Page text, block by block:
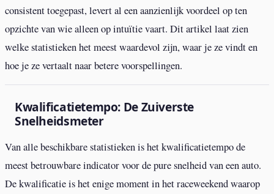
consistent toegepast, levert al een aanzienlijk voordeel op ten
opzichte van wie alleen op intuïtie vaart. Dit artikel laat zien
welke statistieken het meest waardevol zijn, waar je ze vindt en
hoe je ze vertaalt naar betere voorspellingen.
Kwalificatietempo: De Zuiverste
Snelheidsmeter
Van alle beschikbare statistieken is het kwalificatietempo de
meest betrouwbare indicator voor de pure snelheid van een auto.
De kwalificatie is het enige moment in het raceweekend waarop